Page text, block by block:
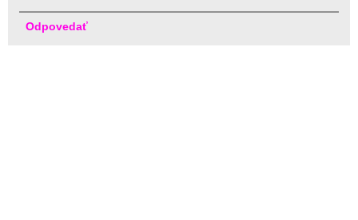
Odpovedať